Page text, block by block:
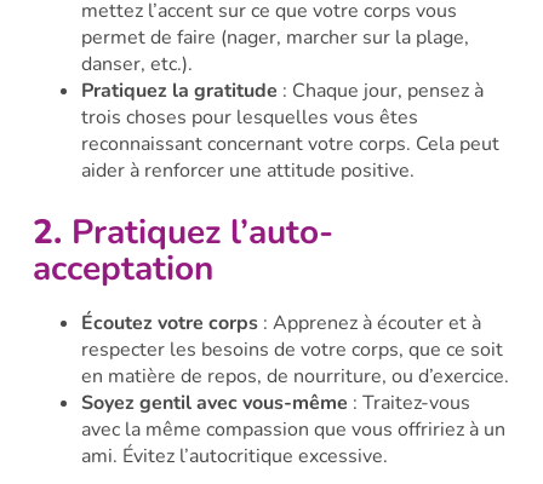
mettez l’accent sur ce que votre corps vous
permet de faire (nager, marcher sur la plage,
danser, etc.).
Pratiquez la gratitude : Chaque jour, pensez à
trois choses pour lesquelles vous êtes
reconnaissant concernant votre corps. Cela peut
aider à renforcer une attitude positive.
2. Pratiquez l’auto-
acceptation
Écoutez votre corps: Apprenez à écouter et à
respecter les besoins de votre corps, que ce soit
en matière de repos, de nourriture, ou d’exercice.
Soyez gentil avec vous-même : Traitez-vous
avec la même compassion que vous offririez à un
ami. Évitez l’autocritique excessive.